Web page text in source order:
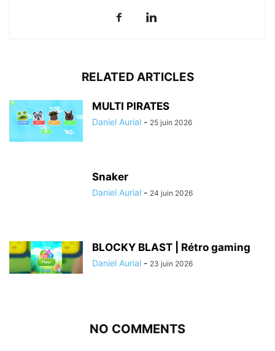
RELATED ARTICLES
MULTI PIRATES
Daniel Aurial - 25 juin 2026
Snaker
Daniel Aurial - 24 juin 2026
BLOCKY BLAST | Rétro gaming
Daniel Aurial - 23 juin 2026
NO COMMENTS